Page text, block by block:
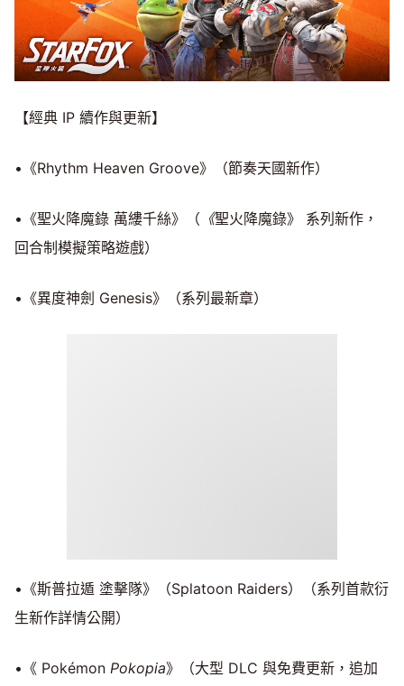
【經典 IP 續作與更新】
•《Rhythm Heaven Groove》（節奏天國新作）
•《聖火降魔錄 萬縷千絲》（ 《聖火降魔錄》 系列新作，
回合制模擬策略遊戲）
•《異度神劍 Genesis》（系列最新章）
•《斯普拉遁 塗擊隊》（Splatoon Raiders）（系列首款衍
生新作詳情公開）
•《 Pokémon Pokopia》（大型 DLC 與免費更新，追加